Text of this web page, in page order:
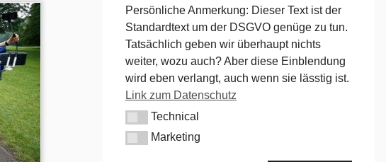
Persönliche Anmerkung: Dieser Text ist der
Standardtext um der DSGVO genüge zu tun.
Tatsächlich geben wir überhaupt nichts
weiter, wozu auch? Aber diese Einblendung
wird eben verlangt, auch wenn sie lässtig ist.
Link zum Datenschutz
TechnicalTechnical
MarketingMarketing